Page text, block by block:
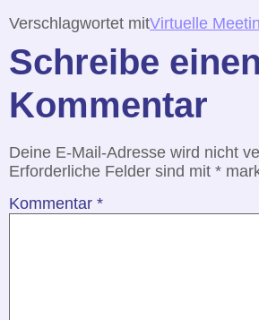
Verschlagwortet mitVirtuelle
Schreibe einen
Kommentar
Deine E-Mail-Adresse wird nicht
Erforderliche Felder sind mit *
Kommentar *